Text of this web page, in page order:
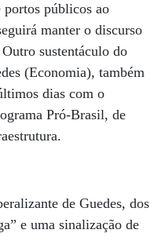
portos públicos ao
manter o discurso
sustentáculo do
(Economia), também
dias com o
Pró-Brasil, de
de Guedes, dos
e uma sinalização de